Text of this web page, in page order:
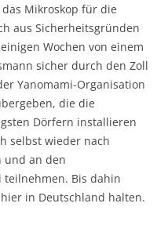
Mikroskop für die
aus Sicherheitsgründen
Wochen von einem
sicher durch den Zoll
Yanomami-Organisation
die die
Dörfern installieren
selbst wieder nach
und an den
teilnehmen. Bis dahin
in Deutschland halten.